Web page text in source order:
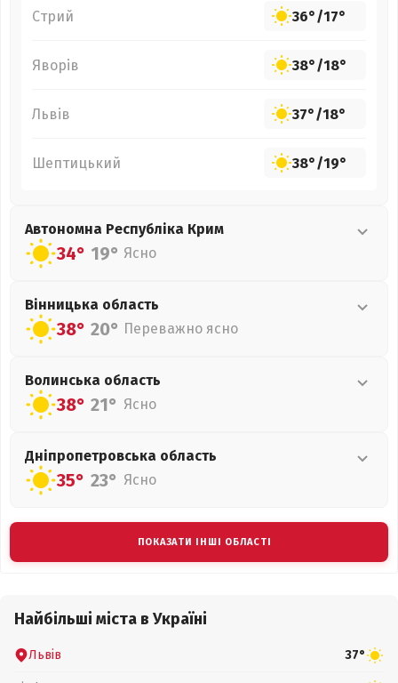
Стрий 36°/17°
Яворів 38°/18°
Львів 37°/18°
Шептицький 38°/19°
Автономна Республіка Крим
34° 19° Ясно
Вінницька область
38° 20° Переважно ясно
Волинська область
38° 21° Ясно
Дніпропетровська область
35° 23° Ясно
ПОКАЗАТИ ІНШІ ОБЛАСТІ
Найбільші міста в Україні
Львів 37°